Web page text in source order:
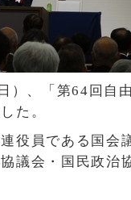
）、「第64回自
た。
役員である国会
議会・国民政治